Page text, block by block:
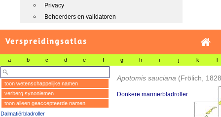
Privacy
Beheerders en validatoren
Verspreidingsatlas
a b c d e f g h i j k l
toon wetenschappelijke namen
verberg synoniemen
toon alleen geaccepteerde namen
Dalmatiërbladroller
Apotomis sauciana (Frölich,
Donkere marmerbladroller